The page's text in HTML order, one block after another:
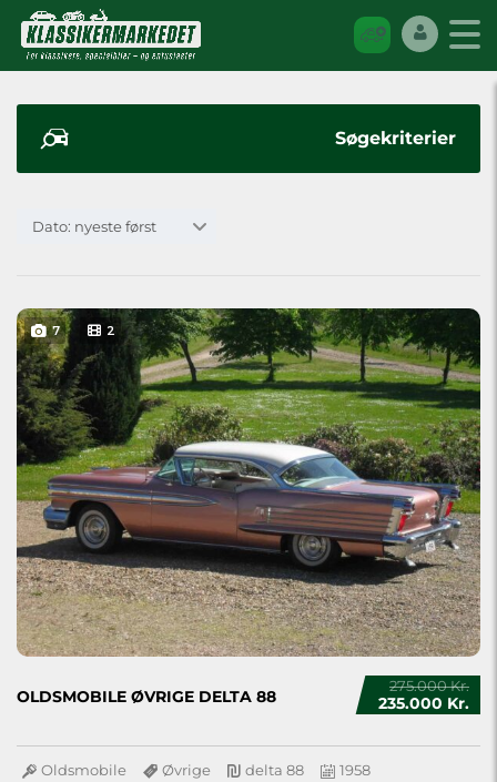
Søgekriterier
Dato: nyeste først
7 2
275.000 Kr.
235.000 Kr.
OLDSMOBILE ØVRIGE DELTA 88
Oldsmobile Øvrige delta 88 1958